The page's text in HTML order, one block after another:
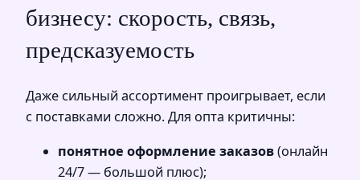
бизнесу: скорость, связь,
предсказуемость
Даже сильный ассортимент проигрывает, если
с поставками сложно. Для опта критичны:
понятное оформление заказов(онлайн
24/7 — большой плюс);